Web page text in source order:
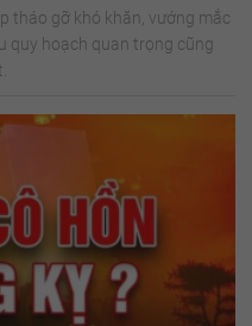
tháo gỡ khó khăn, vướng mắc
quy hoạch quan trọng cũng